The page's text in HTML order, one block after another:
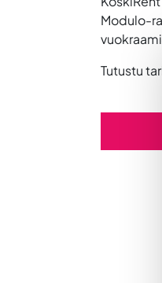
Modulo-
Tutustu